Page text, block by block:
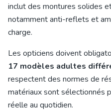
inclut des montures solides
notamment anti-reflets et
charge.
Les opticiens doivent
17 modèles adultes
respectent des normes de
matériaux sont sélectionnés
réelle au quotidien.